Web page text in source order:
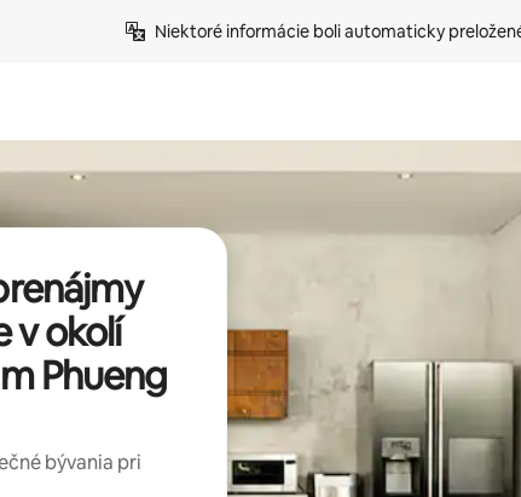
Niektoré informácie boli automaticky
v okolí
Phueng
bývania pri